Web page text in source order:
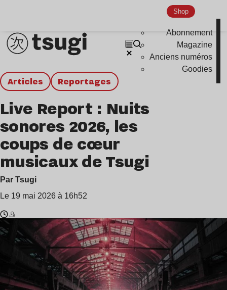
Shop
Abonnement
Magazine
Anciens numéros
Goodies
Articles Reportages
Live Report : Nuits
sonores 2026, les
coups de cœur
musicaux de Tsugi
Par Tsugi
Le 19 mai 2026 à 16h52
Temps
de
min
808
State
Sherwood
,